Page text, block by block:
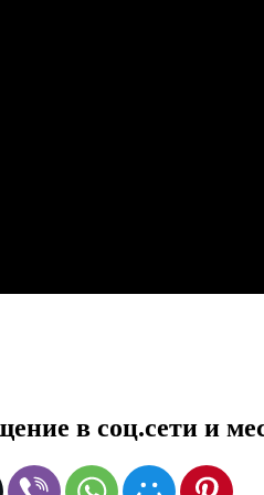
в соц.сети и